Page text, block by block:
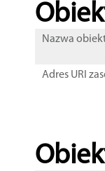
Nazwa
Adres URI